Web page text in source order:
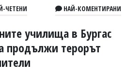
ЧЕТЕНИ НАЙ-КОМЕНТИРАНИ
училища в Бургас
продължи терорът